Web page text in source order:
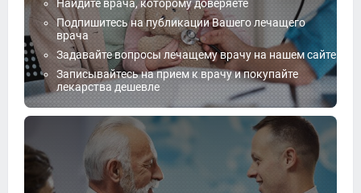
Найдите врача, которому доверяете
Подпишитесь на публикации Вашего лечащего
врача
Задавайте вопросы лечащему врачу на нашем сайте
Записывайтесь на прием к врачу и покупайте
лекарства дешевле